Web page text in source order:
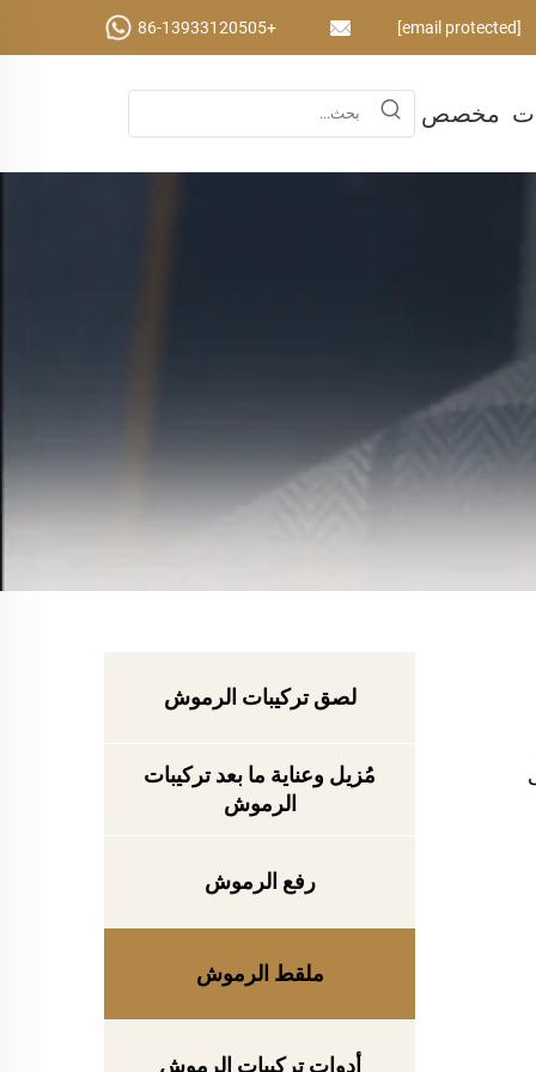
+86-13933120505 [email protected]
مخصص
لصق تركيبات الرموش
مُزيل وعناية ما بعد تركيبات
الرموش
رفع الرموش
ملقط الرموش
أدوات تركيبات الرموش